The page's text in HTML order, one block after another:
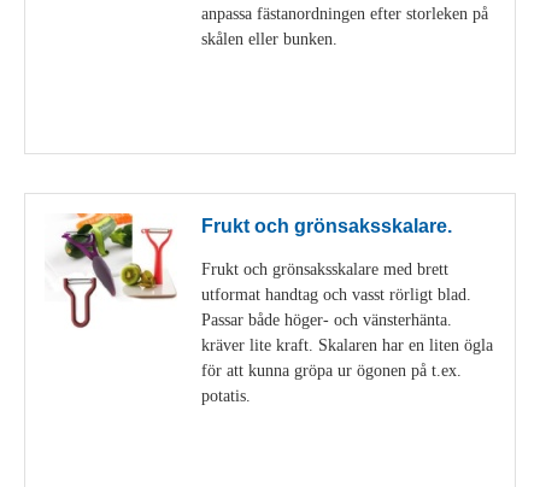
anpassa fästanordningen efter storleken på
skålen eller bunken.
Frukt och grönsaksskalare.
Frukt och grönsaksskalare med brett
utformat handtag och vasst rörligt blad.
Passar både höger- och vänsterhänta.
kräver lite kraft. Skalaren har en liten ögla
för att kunna gröpa ur ögonen på t.ex.
potatis.